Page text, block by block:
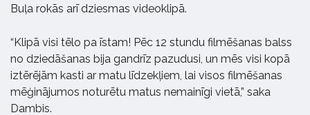
Buļa rokās arī dziesmas videoklipā.
“Klipā visi tēlo pa īstam! Pēc 12 stundu filmēšanas balss
no dziedāšanas bija gandrīz pazudusi, un mēs visi kopā
iztērējām kasti ar matu līdzekļiem, lai visos filmēšanas
mēģinājumos noturētu matus nemainīgi vietā,” saka
Dambis.